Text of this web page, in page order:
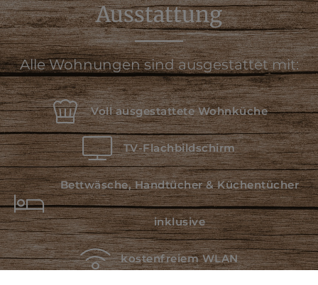
Ausstattung
Alle Wohnungen sind ausgestattet mit:
Voll ausgestattete Wohnküche
TV-Flachbildschirm
Bettwäsche, Handtücher & Küchentücher
inklusive
kostenfreiem WLAN